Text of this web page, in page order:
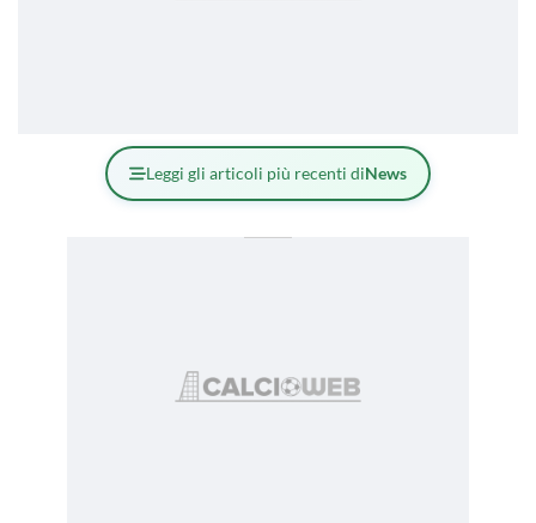
Leggi gli articoli più recenti diNews